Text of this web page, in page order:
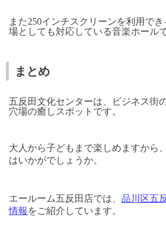
また250インチスクリーンを利用で
場としても対応している音楽ホールで
まとめ
五反田文化センターは、ビジネス街
穴場の癒しスポットです。
大人から子どもまで楽しめますから
はいかがでしょうか。
エールーム五反田店では、 品川区五
情報 をご紹介しています。